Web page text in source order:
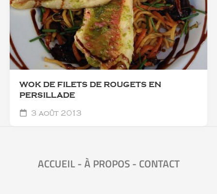
WOK DE FILETS DE ROUGETS EN
PERSILLADE
3 août 2013
ACCUEIL-À PROPOS- CONTACT